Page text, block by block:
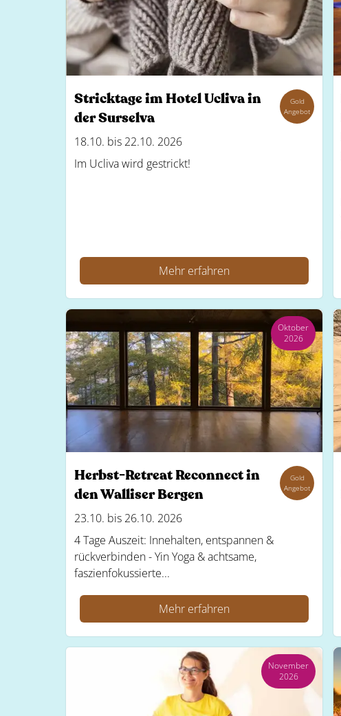
Stricktage im Hotel Ucliva in
der Surselva
Gold
Angebot
18.10. bis 22.10. 2026
Im Ucliva wird gestrickt!
Mehr erfahren
Oktober
2026
Herbst-Retreat Reconnect in
den Walliser Bergen
Gold
Angebot
23.10. bis 26.10. 2026
4 Tage Auszeit: Innehalten, entspannen &
rückverbinden - Yin Yoga & achtsame,
faszienfokussierte...
Mehr erfahren
November
2026